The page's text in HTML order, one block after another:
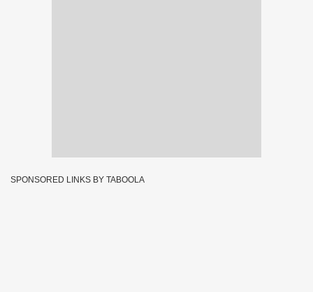
SPONSORED LINKS BY TABOOLA